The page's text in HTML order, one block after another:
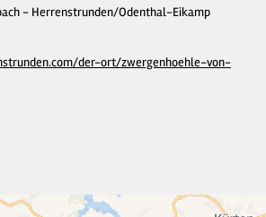
- Herrenstrunden/Odenthal-Eikamp
der-ort/zwergenhoehle-von-